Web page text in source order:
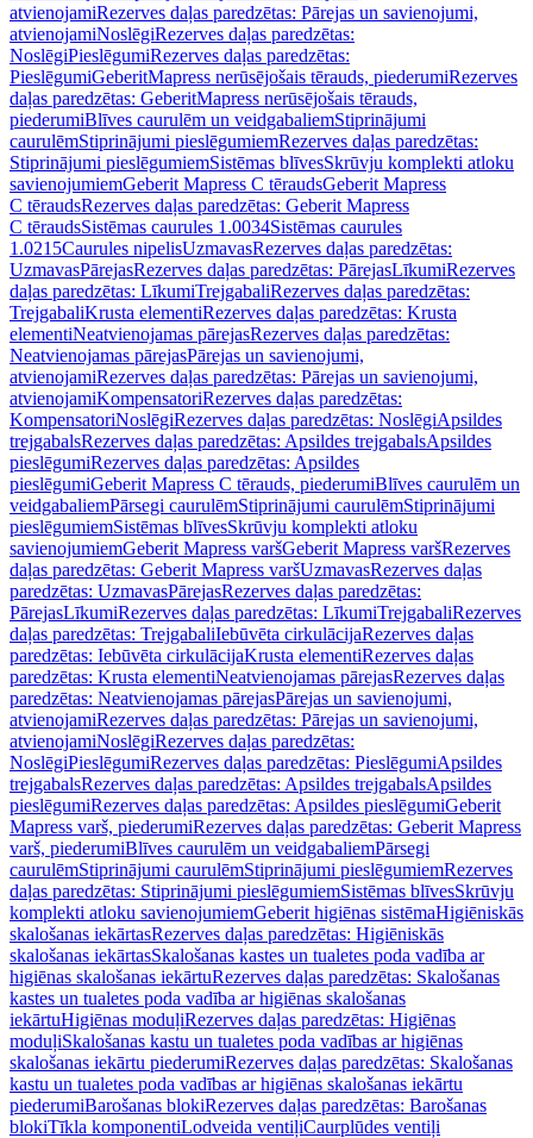
atvienojamiRezerves daļas paredzētas: Pārejas un savienojumi,
atvienojamiNoslēgiRezerves daļas paredzētas:
NoslēgiPieslēgumiRezerves daļas paredzētas:
PieslēgumiGeberitMapress nerūsējošais tērauds, piederumiRezerves
daļas paredzētas: GeberitMapress nerūsējošais tērauds,
piederumiBlīves caurulēm un veidgabaliemStiprinājumi
caurulēmStiprinājumi pieslēgumiemRezerves daļas paredzētas:
Stiprinājumi pieslēgumiemSistēmas blīvesSkrūvju komplekti atloku
savienojumiemGeberit Mapress C tēraudsGeberit Mapress
C tēraudsRezerves daļas paredzētas: Geberit Mapress
C tēraudsSistēmas caurules 1.0034Sistēmas caurules
1.0215Caurules nipelisUzmavasRezerves daļas paredzētas:
UzmavasPārejasRezerves daļas paredzētas: PārejasLīkumiRezerves
daļas paredzētas: LīkumiTrejgabaliRezerves daļas paredzētas:
TrejgabaliKrusta elementiRezerves daļas paredzētas: Krusta
elementiNeatvienojamas pārejasRezerves daļas paredzētas:
Neatvienojamas pārejasPārejas un savienojumi,
atvienojamiRezerves daļas paredzētas: Pārejas un savienojumi,
atvienojamiKompensatoriRezerves daļas paredzētas:
KompensatoriNoslēgiRezerves daļas paredzētas: NoslēgiApsildes
trejgabalsRezerves daļas paredzētas: Apsildes trejgabalsApsildes
pieslēgumiRezerves daļas paredzētas: Apsildes
pieslēgumiGeberit Mapress C tērauds, piederumiBlīves caurulēm un
veidgabaliemPārsegi caurulēmStiprinājumi caurulēmStiprinājumi
pieslēgumiemSistēmas blīvesSkrūvju komplekti atloku
savienojumiemGeberit Mapress varšGeberit Mapress varšRezerves
daļas paredzētas: Geberit Mapress varšUzmavasRezerves daļas
paredzētas: UzmavasPārejasRezerves daļas paredzētas:
PārejasLīkumiRezerves daļas paredzētas: LīkumiTrejgabaliRezerves
daļas paredzētas: TrejgabaliIebūvēta cirkulācijaRezerves daļas
paredzētas: Iebūvēta cirkulācijaKrusta elementiRezerves daļas
paredzētas: Krusta elementiNeatvienojamas pārejasRezerves daļas
paredzētas: Neatvienojamas pārejasPārejas un savienojumi,
atvienojamiRezerves daļas paredzētas: Pārejas un savienojumi,
atvienojamiNoslēgiRezerves daļas paredzētas:
NoslēgiPieslēgumiRezerves daļas paredzētas: PieslēgumiApsildes
trejgabalsRezerves daļas paredzētas: Apsildes trejgabalsApsildes
pieslēgumiRezerves daļas paredzētas: Apsildes pieslēgumiGeberit
Mapress varš, piederumiRezerves daļas paredzētas: Geberit Mapress
varš, piederumiBlīves caurulēm un veidgabaliemPārsegi
caurulēmStiprinājumi caurulēmStiprinājumi pieslēgumiemRezerves
daļas paredzētas: Stiprinājumi pieslēgumiemSistēmas blīvesSkrūvju
komplekti atloku savienojumiemGeberit higiēnas sistēmaHigiēniskās
skalošanas iekārtasRezerves daļas paredzētas: Higiēniskās
skalošanas iekārtasSkalošanas kastes un tualetes poda vadība ar
higiēnas skalošanas iekārtuRezerves daļas paredzētas: Skalošanas
kastes un tualetes poda vadība ar higiēnas skalošanas
iekārtuHigiēnas moduļiRezerves daļas paredzētas: Higiēnas
moduļiSkalošanas kastu un tualetes poda vadības ar higiēnas
skalošanas iekārtu piederumiRezerves daļas paredzētas: Skalošanas
kastu un tualetes poda vadības ar higiēnas skalošanas iekārtu
piederumiBarošanas blokiRezerves daļas paredzētas: Barošanas
blokiTīkla komponentiLodveida ventiļiCaurplūdes ventiļi